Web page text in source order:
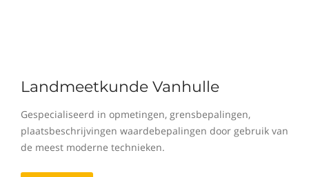
Landmeetkunde Vanhulle
Gespecialiseerd in opmetingen, grensbepalingen,
plaatsbeschrijvingen waardebepalingen door gebruik van
de meest moderne technieken.